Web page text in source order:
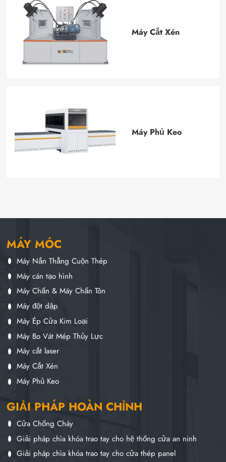
Máy Cắt Xén
Máy Phủ Keo
MÁY MÓC
Máy Nắn Thẳng Cuộn Thép
Máy cán tạo hình
Máy Chấn & Máy Chấn Tôn
Máy đột dập
Máy Ép Cửa Kim Loại
Máy Bo Vát Mép Thủy Lực
Máy cắt laser
Máy Cắt Xén
Máy Phủ Keo
GIẢI PHÁP HOÀN CHỈNH
Cửa Chống Cháy
Giải pháp chìa khóa trao tay cho hệ thống cửa an ninh
Giải pháp chìa khóa trao tay cho cửa thép panel